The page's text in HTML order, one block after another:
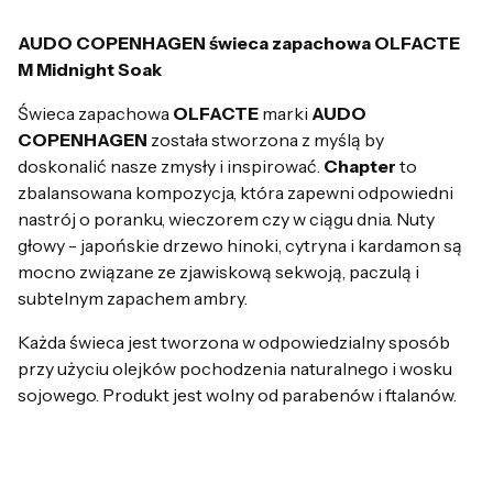
AUDO COPENHAGEN świeca zapachowa OLFACTE
M Midnight Soak
Świeca zapachowa OLFACTE marki AUDO
COPENHAGEN została stworzona z myślą by
doskonalić nasze zmysły i inspirować. Chapter to
zbalansowana kompozycja, która zapewni odpowiedni
nastrój o poranku, wieczorem czy w ciągu dnia. Nuty
głowy - japońskie drzewo hinoki, cytryna i kardamon są
mocno związane ze zjawiskową sekwoją, paczulą i
subtelnym zapachem ambry.
Każda świeca jest tworzona w odpowiedzialny sposób
przy użyciu olejków pochodzenia naturalnego i wosku
sojowego. Produkt jest wolny od parabenów i ftalanów.